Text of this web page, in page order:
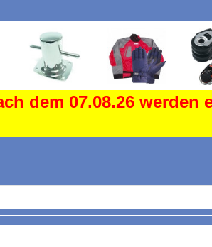
dem 07.08.26 werden